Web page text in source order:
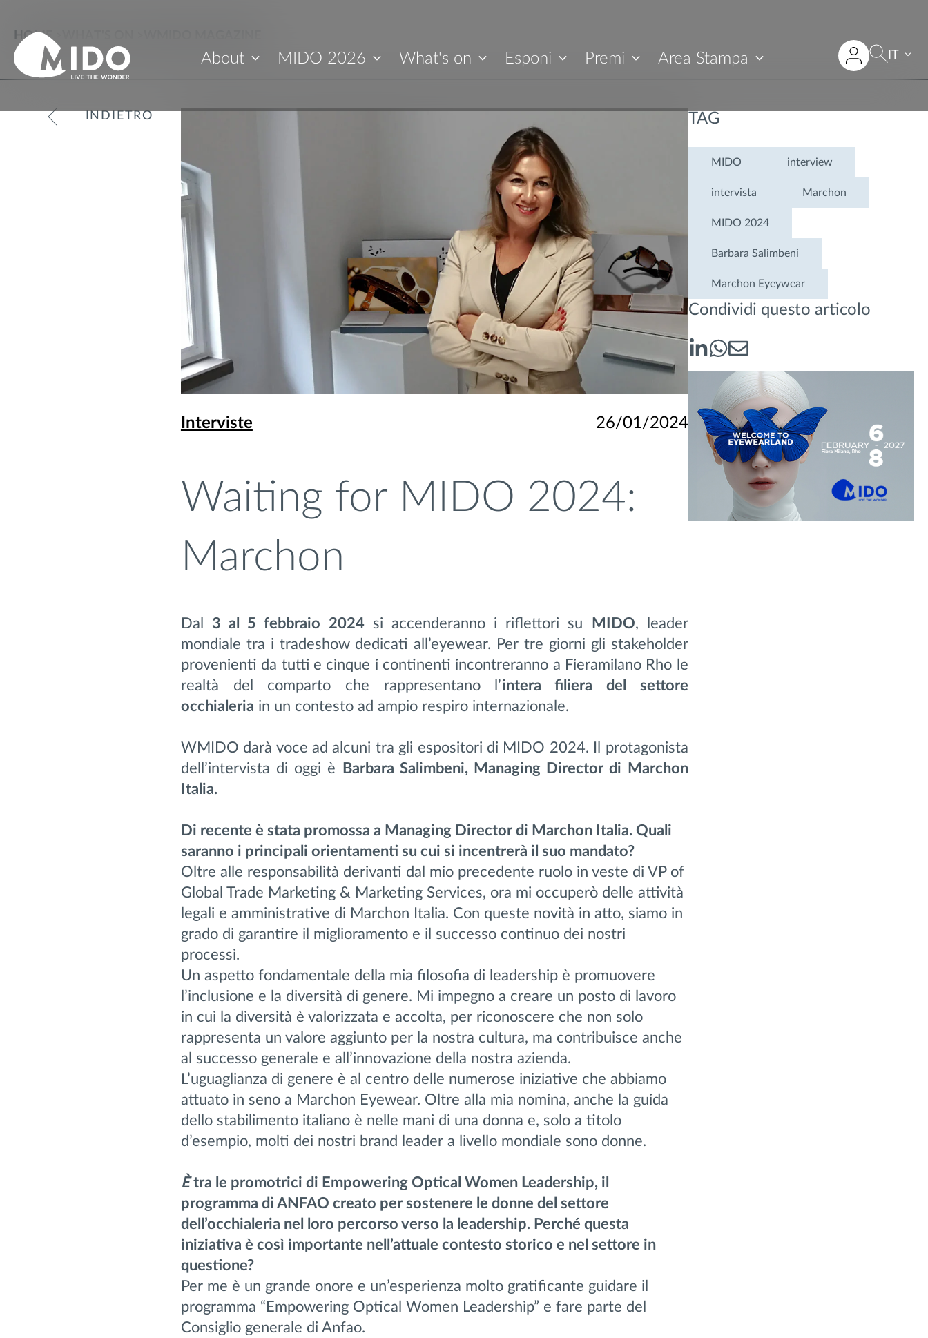
About MIDO 2026 What's on Esponi Premi Area Stampa
HOME
Interviste 26/01/2024
Waiting for MIDO 2024:
Marchon
Dal 3 al 5 febbraio 2024si accenderanno i riflettori su MIDO, leader
mondiale tra i tradeshow dedicati all’eyewear. Per tre giorni gli stakeholder
provenienti da tutti e cinque i continenti incontreranno a Fieramilano Rho le
realtà del comparto che rappresentano l’intera filiera del settore
occhialeria in un contesto ad ampio respiro internazionale.
WMIDO darà voce ad alcuni tra gli espositori di MIDO 2024. Il protagonista
dell’intervista di oggi è
Barbara Salimbeni, Managing Director di Marchon
Italia.
Di recente è stata promossa a Managing Director di Marchon Italia. Quali
saranno i principali orientamenti su cui si incentrerà il suo mandato?
Oltre alle responsabilità derivanti dal mio precedente ruolo in veste di VP of
Global Trade Marketing & Marketing Services, ora mi occuperò delle attività
legali e amministrative di Marchon Italia. Con queste novità in atto, siamo in
grado di garantire il miglioramento e il successo continuo dei nostri
processi.
Un aspetto fondamentale della mia filosofia di leadership è promuovere
l’inclusione e la diversità di genere. Mi impegno a creare un posto di lavoro
in cui la diversità è valorizzata e accolta, per riconoscere che non solo
rappresenta un valore aggiunto per la nostra cultura, ma contribuisce anche
al successo generale e all’innovazione della nostra azienda.
L’uguaglianza di genere è al centro delle numerose iniziative che abbiamo
attuato in seno a Marchon Eyewear. Oltre alla mia nomina, anche la guida
dello stabilimento italiano è nelle mani di una donna e, solo a titolo
d’esempio, molti dei nostri brand leader a livello mondiale sono donne.
Ètra le promotrici di Empowering Optical Women Leadership, il
programma di ANFAO creato per sostenere le donne del settore
dell’occhialeria nel loro percorso verso la leadership. Perché questa
iniziativa è così importante nell’attuale contesto storico e nel settore in
questione?
Per me è un grande onore e un’esperienza molto gratificante guidare il
programma “Empowering Optical Women Leadership” e fare parte del
Consiglio generale di Anfao.
TAG
MIDO interview
intervista Marchon
MIDO 2024
Barbara Salimbeni
Marchon Eyeywear
Condividi questo articolo
INDIETRO